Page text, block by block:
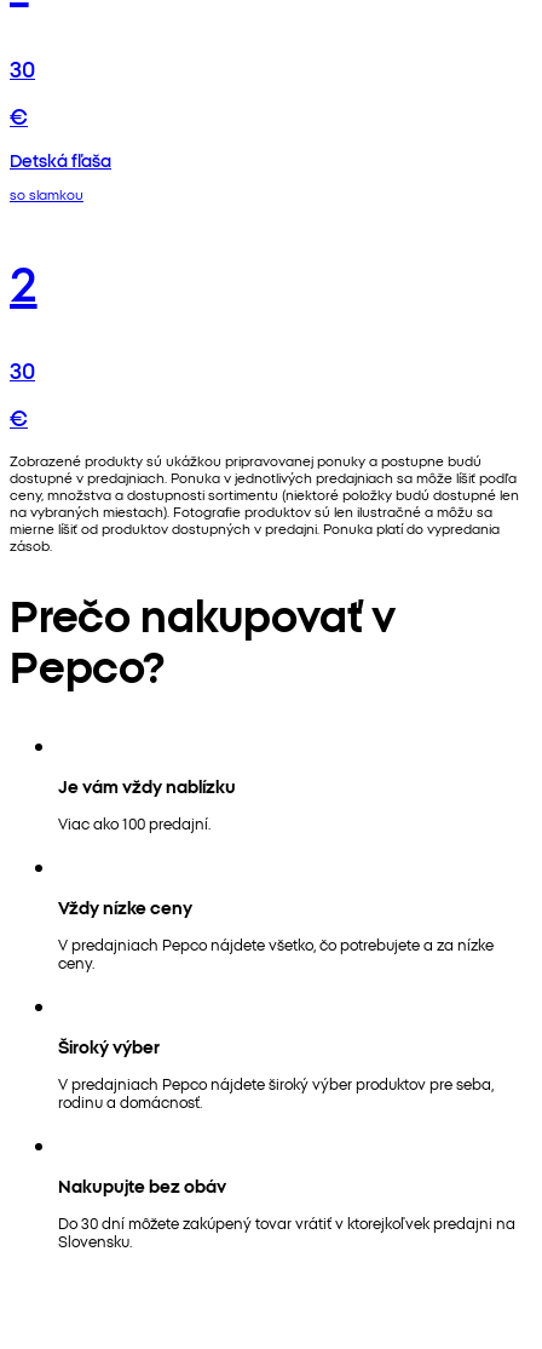
30
€
Detská fľaša
so slamkou
2
30
€
Zobrazené produkty sú ukážkou pripravovanej ponuky a postupne budú
dostupné v predajniach. Ponuka v jednotlivých predajniach sa môže líšiť podľa
ceny, množstva a dostupnosti sortimentu (niektoré položky budú dostupné len
na vybraných miestach). Fotografie produktov sú len ilustračné a môžu sa
mierne líšiť od produktov dostupných v predajni. Ponuka platí do vypredania
zásob.
Prečo nakupovať v
Pepco?
Je vám vždy nablízku
Viac ako 100 predajní.
Vždy nízke ceny
V predajniach Pepco nájdete všetko, čo potrebujete a za nízke
ceny.
Široký výber
V predajniach Pepco nájdete široký výber produktov pre seba,
rodinu a domácnosť.
Nakupujte bez obáv
Do 30 dní môžete zakúpený tovar vrátiť v ktorejkoľvek predajni na
Slovensku.